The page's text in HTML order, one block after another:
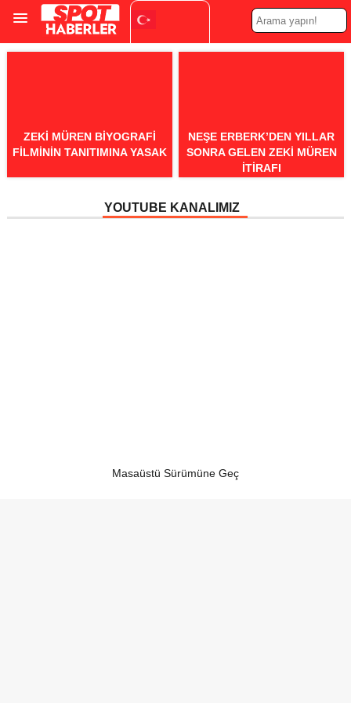
Turkish
ZEKI MÜREN BIYOGRAFI
FILMININ TANITIMINA YASAK
NEŞE ERBERK’DEN YILLAR
SONRA GELEN ZEKI MÜREN
ITIRAFI
YOUTUBE KANALIMIZ
Masaüstü Sürümüne Geç